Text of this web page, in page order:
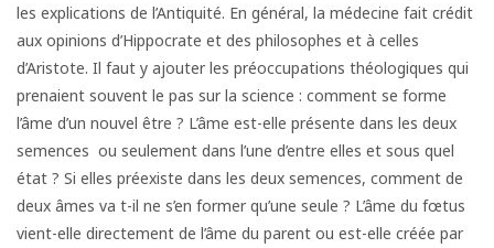
les explications de l’Antiquité. En général, la médecine fait crédit
aux opinions d’Hippocrate et des philosophes et à celles
d’Aristote. Il faut y ajouter les préoccupations théologiques qui
prenaient souvent le pas sur la science : comment se forme
l’âme d’un nouvel être ? L’âme est-elle présente dans les deux
semences ou seulement dans l’une d’entre elles et sous quel
état ? Si elles préexiste dans les deux semences, comment de
deux âmes va t-il ne s’en former qu’une seule ? L’âme du fœtus
vient-elle directement de l’âme du parent ou est-elle créée par